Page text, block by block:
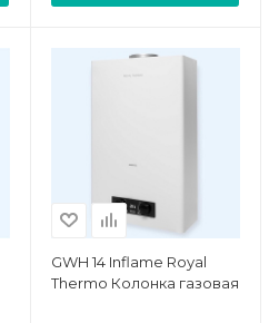
GWH 14 Inflame Royal
Thermo Колонка газовая